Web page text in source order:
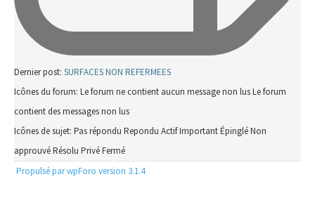
Dernier post: SURFACES NON REFERMEES
Icônes du forum: Le forum ne contient aucun message non lusLe forum
contient des messages non lus
Icônes de sujet: Pas répondu Repondu ActifImportantÉpingléNon
approuvéRésolu PrivéFermé
Propulsé par wpForo version 3.1.4